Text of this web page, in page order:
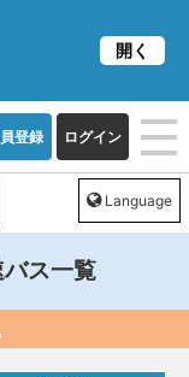
登録 ログイン
Language
ス一覧
開く